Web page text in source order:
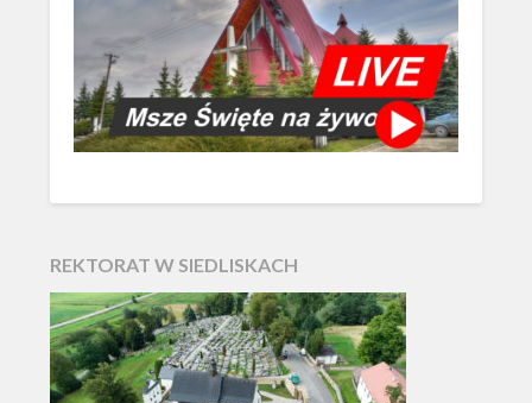
REKTORAT W SIEDLISKACH